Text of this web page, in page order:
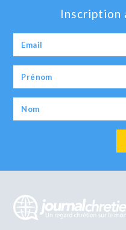
Inscription